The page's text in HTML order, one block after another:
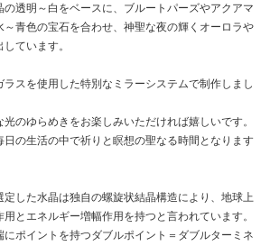
透明～白をベースに、ブルートパーズやアクアマ
～青色の宝石を合わせ、神聖な夜の輝くオーロラや
ています。
ラスを使用した特別なミラーシステムで制作しまし
のゆらめきをお楽しみいただければ嬉しいです。
の生活の中で祈りと瞑想の聖なる時間となります
した水晶は独自の螺旋状結晶構造により、地球上
とエネルギー増幅作用を持つと言われています。
ポイントを持つダブルポイント＝ダブルターミネ